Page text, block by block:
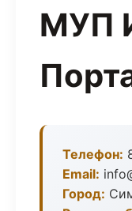
МУП
Телефон:
Email:
Город: